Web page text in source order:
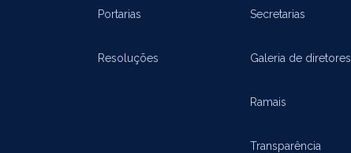
Portarias
Resoluções
Secretarias
Galeria de diretores
Ramais
Transparência